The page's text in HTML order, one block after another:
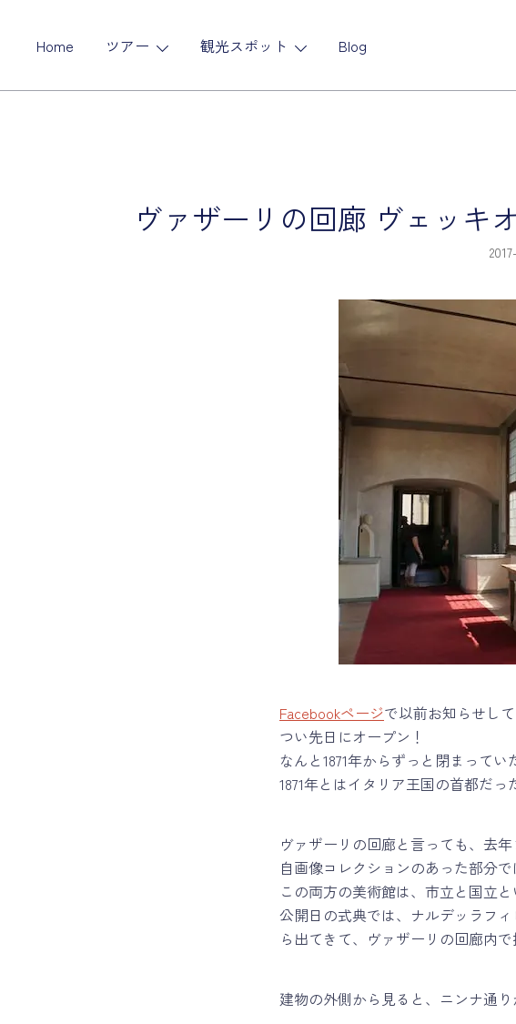
Home ツアー 観光スポット Blog
ヴァザーリの回廊 ヴェッキ
Facebookページで以前お知らせして
つい先日にオープン！
なんと1871年からずっと閉まってい
1871年とはイタリア王国の首都だっ
ヴァザーリの回廊と言っても、去
自画像コレクションのあった部分で
この両方の美術館は、市立と国立
公開日の式典では、ナルデッラフ
ら出てきて、ヴァザーリの回廊内
建物の外側から見ると、ニンナ通